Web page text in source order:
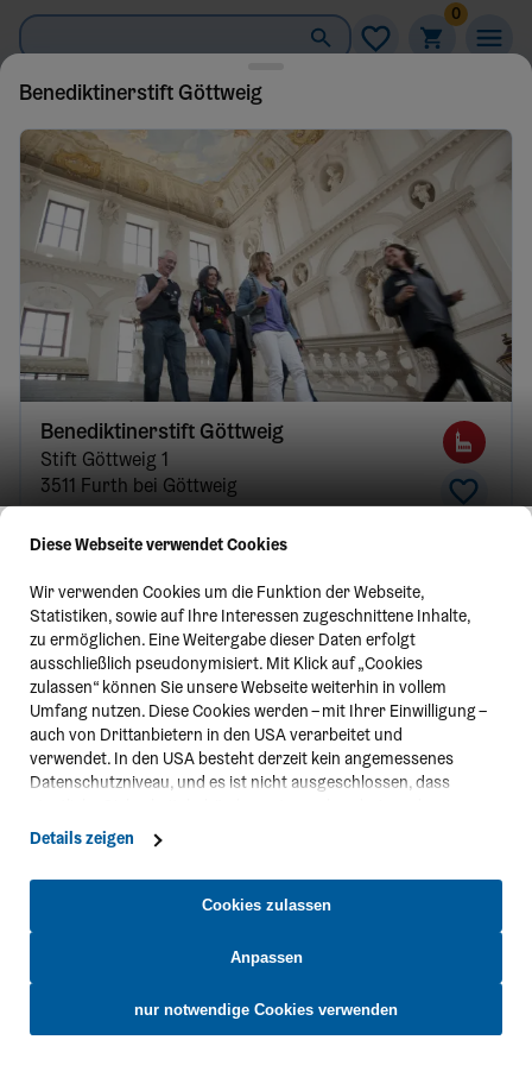
Diese Webseite verwendet Cookies
Wir verwenden Cookies um die Funktion der Webseite,
Statistiken, sowie auf Ihre Interessen zugeschnittene Inhalte,
zu ermöglichen. Eine Weitergabe dieser Daten erfolgt
ausschließlich pseudonymisiert. Mit Klick auf „Cookies
zulassen“ können Sie unsere Webseite weiterhin in vollem
Umfang nutzen. Diese Cookies werden – mit Ihrer Einwilligung –
auch von Drittanbietern in den USA verarbeitet und
verwendet. In den USA besteht derzeit kein angemessenes
Datenschutzniveau, und es ist nicht ausgeschlossen, dass
gegenüber den Drittanbietern (Google und Meta Platforms,
Überwachungszwecken zu erhalten. Dagegen gibt es keine
wirksamen Rechtsbehelfe und Rechtsschutzmöglichkeiten.
Zudem werden von den USA keine geeigneten Garantien für
den Schutz personenbezogener Daten gewährt. Wir leiten nur
Browser, Internetanbieter, Endgerät und Bildschirmauflösung
Details zeigen
Cookies zulassen
Anpassen
nur notwendige Cookies verwenden
0
4
Krems-
Benediktinerstift Göttweig
Benediktinerstift Göttweig
Stift Göttweig 1
3511
Furth bei Göttweig
Seit 1083 beten und arbeiten Mönche auf dem
und Ort der Begegnung ist. Das UNESCO-Welterbe
Göttweig zählt zu den ältesten Klöstern Österreichs.
Im Museum erleben Sie die barocke Pracht und das
epochale Troger-Fresko über der monumentalen
Kaiserstiege.
Öffnungszeiten
2. November bis 23. Dezember 2026: täglich 10 bis 17
Zur Detailseite